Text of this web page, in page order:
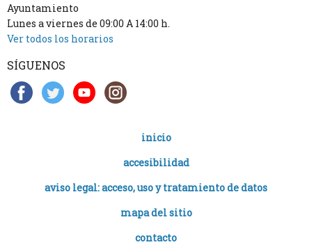
Ayuntamiento
Lunes a viernes de 09:00 A 14:00 h.
Ver todos los horarios
SÍGUENOS
inicio
accesibilidad
aviso legal: acceso, uso y tratamiento de datos
mapa del sitio
contacto